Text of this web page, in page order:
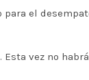
el
vez no